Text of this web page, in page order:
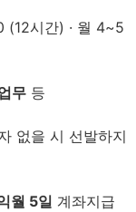
(12시간) · 월 4~5
무 등
없을 시 선발하지
월 5일 계좌지급